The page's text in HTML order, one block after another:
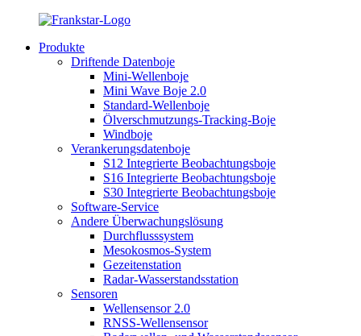
Produkte
Driftende Datenboje
Mini-Wellenboje
Mini Wave Boje 2.0
Standard-Wellenboje
Ölverschmutzungs-Tracking-Boje
Windboje
Verankerungsdatenboje
S12 Integrierte Beobachtungsboje
S16 Integrierte Beobachtungsboje
S30 Integrierte Beobachtungsboje
Software-Service
Andere Überwachungslösung
Durchflusssystem
Mesokosmos-System
Gezeitenstation
Radar-Wasserstandsstation
Sensoren
Wellensensor 2.0
RNSS-Wellensensor